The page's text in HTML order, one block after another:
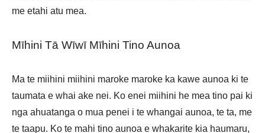
me etahi atu mea.
Mīhini Tā Wīwī Mīhini Tino Aunoa
Ma te miihini miihini maroke maroke ka kawe aunoa ki te
taumata e whai ake nei. Ko enei miihini he mea tino pai ki
nga ahuatanga o mua penei i te whangai aunoa, te ta, me
te taapu. Ko te mahi tino aunoa e whakarite kia haumaru,